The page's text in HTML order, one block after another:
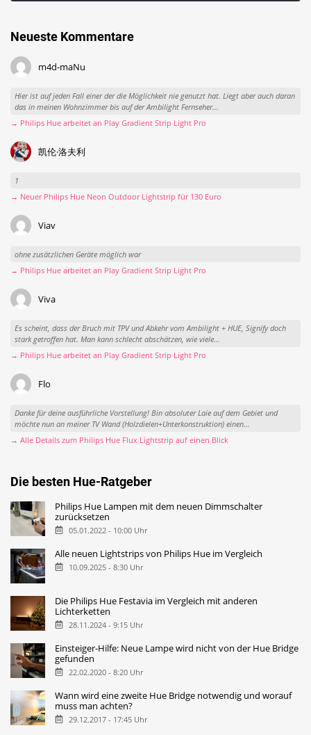
Neueste Kommentare
m4d-maNu
Hier ist auf jeden Fall einer der die Möglichkeit nie genutzt hat. Liegt aber auch daran
das in meinen Wohnzimmer bis auf der Ambilight Fernseher...
→ Philips Hue arbeitet an Play Gradient Strip Light Pro
凯伦·洛夫利
1
→ Neuer Philips Hue Neon Outdoor Lightstrip für 130 Euro
Viav
ohne zusätzlichen Geräte möglich war
→ Philips Hue arbeitet an Play Gradient Strip Light Pro
Viva
Es scheint, dass der Bruch mit TPV und Abkehr vom Ambilight + HUE, Signify doch
stark getroffen hat. Man kann schlecht abschätzen, wie viele...
→ Philips Hue arbeitet an Play Gradient Strip Light Pro
Flo
Danke für deine ausführliche Vorstellung! Bin absoluter Laie auf dem Gebiet und
möchte nun an meiner TV Wand (Holzdielen+Unterkonstruktion) einen...
→ Alle Details zum Philips Hue Flux Lightstrip auf einen Blick
Die besten Hue-Ratgeber
Philips Hue Lampen mit dem neuen Dimmschalter
zurücksetzen
05.01.2022 - 10:00 Uhr
Alle neuen Lightstrips von Philips Hue im Vergleich
10.09.2025 - 8:30 Uhr
Die Philips Hue Festavia im Vergleich mit anderen
Lichterketten
28.11.2024 - 9:15 Uhr
Einsteiger-Hilfe: Neue Lampe wird nicht von der Hue Bridge
gefunden
22.02.2020 - 8:20 Uhr
Wann wird eine zweite Hue Bridge notwendig und worauf
muss man achten?
29.12.2017 - 17:45 Uhr